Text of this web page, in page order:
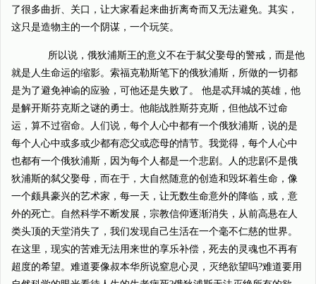
了很多曲折、关口，让大家看起来曲折离奇而又无法避免。其实，
这只是造物主的一个阴谋，一个玩笑。
所以说，俄狄浦斯王的意义不在于弑父娶母的警戒，而是他
就是人生命运的缩影。索福克勒斯笔下的俄狄浦斯，所做的一切都
是为了避免神谕的应验，可他还是失败了。 他是忒拜城的英雄，他
是解开斯芬克斯之谜的勇士。他能战胜斯芬克斯，但他战不过命
运，算不过宿命。人们说，每个人心中都有一个俄狄浦斯，说的是
每个人心中或多或少都有恋父或恋母的情节。我觉得，每个人心中
也都有一个俄狄浦斯，因为每个人都是一个悲剧。人的悲剧不是俄
狄浦斯的弑父娶母，而在于，大自然随意的创造和毁坏着生命，像
一个颇具豪兴的艺术家，每一天，让无数生命意外的降临，或，意
外的死亡。自然科学不断发展，宗教信仰逐渐消失，从前高悬在人
类头顶的天堂消失了，我们发现自己生活在一个毫不仁慈的世界。
在这里，现实的苦难无法用来世的享乐补偿，死去的灵魂也不再有
超度的希望。难道要像叔本华所说窒息心灵，灭绝欲望吗?难道要用